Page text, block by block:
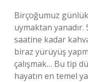
Birçoğumuz
uymaktan yanadır.
saatine kadar
biraz yürüyüş
çalışmak… Bu tip
hayatın en temel